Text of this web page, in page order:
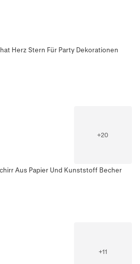
Herz Stern Für Party Dekorationen
+20
Aus Papier Und Kunststoff Becher
+11